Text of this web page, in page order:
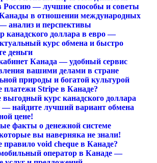
Россию — лучшие способы и советы
в отношении международных
анализ и перспективы
канадского доллара в евро —
курс обмена и быстро
деньги
Канада — удобный сервис
вашими делами в стране
природы и богатой культурой
платежи Stripe в Канаде?
выгодный курс канадского доллара
найдите лучший вариант обмена
цене!
факты о денежной системе
вы наверняка не знали!
правило void cheque в Канаде?
оператор в Канаде —